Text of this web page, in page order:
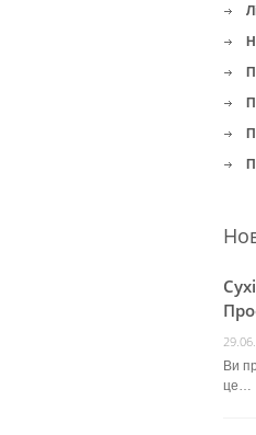
Ви
це…